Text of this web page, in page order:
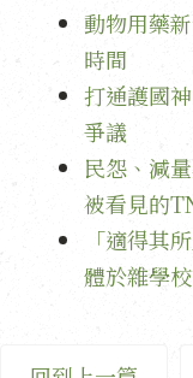
動物用藥
時間
打通護國
爭議
民怨、減
被看見的
「適得其
體於雜學